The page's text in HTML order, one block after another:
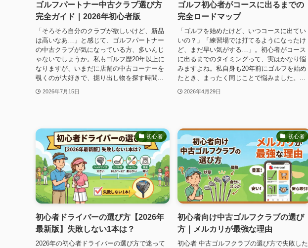
ゴルフパートナー中古クラブ選び方
完全ガイド｜2026年初心者版
「そろそろ自分のクラブが欲しいけど、新品
は高いなあ…」と感じて、ゴルフパートナー
の中古クラブが気になっている方、多いんじ
ゃないでしょうか。私もゴルフ歴20年以上に
なりますが、いまだに店舗の中古コーナーを
覗くのが大好きで、掘り出し物を探す時間...
2026年7月15日
ゴルフ初心者がコースに出るまでの
完全ロードマップ
「ゴルフを始めたけど、いつコースに出てい
いの？」「練習場では打てるようになったけ
ど、まだ早い気がする…」。初心者がコース
に出るまでのタイミングって、実はかなり悩
みますよね。私自身も20年前にゴルフを始め
たとき、まったく同じことで悩みました。...
2026年4月29日
初心者
初心者ドライバーの選び方【2026年
最新版】失敗しない1本は？
2026年の初心者ドライバーの選び方で迷って
初心者
初心者向け中古ゴルフクラブの選び
方｜メルカリが最強な理由
初心者 中古ゴルフクラブの選び方で失敗した